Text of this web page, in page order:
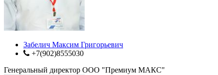
Забелич Максим Григорьевич
+7(902)8555030
Генеральный директор ООО "Премиум МАКС"